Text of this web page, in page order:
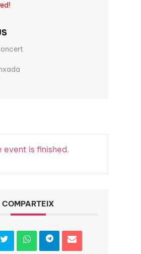
event is finished.
COMPARTEIX